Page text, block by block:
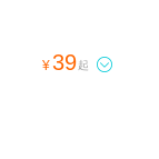
¥39起 